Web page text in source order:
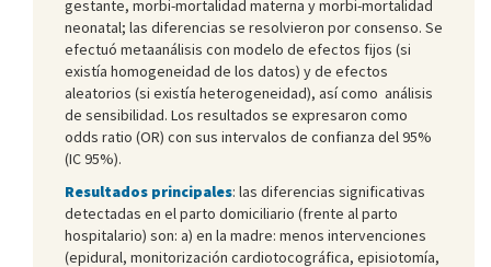
gestante, morbi-mortalidad materna y morbi-mortalidad
neonatal; las diferencias se resolvieron por consenso. Se
efectuó metaanálisis con modelo de efectos fijos (si
existía homogeneidad de los datos) y de efectos
aleatorios (si existía heterogeneidad), así como análisis
de sensibilidad. Los resultados se expresaron como
odds ratio (OR) con sus intervalos de confianza del 95%
(IC 95%).
Resultados principales: las diferencias significativas
detectadas en el parto domiciliario (frente al parto
hospitalario) son: a) en la madre: menos intervenciones
(epidural, monitorización cardiotocográfica, episiotomía,